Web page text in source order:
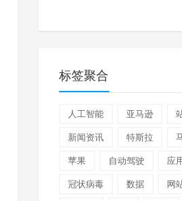
标签聚合
人工智能 亚马逊
新闻资讯 特斯拉
苹果 自动驾驶 应
冠状病毒 数据 网